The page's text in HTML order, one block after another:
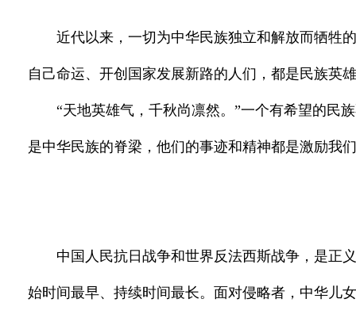
近代以来，一切为中华民族独立和解放而牺牲
自己命运、开创国家发展新路的人们，都是民族英
“天地英雄气，千秋尚凛然。”一个有希望的民
是中华民族的脊梁，他们的事迹和精神都是激励我
中国人民抗日战争和世界反法西斯战争，是正
始时间最早、持续时间最长。面对侵略者，中华儿